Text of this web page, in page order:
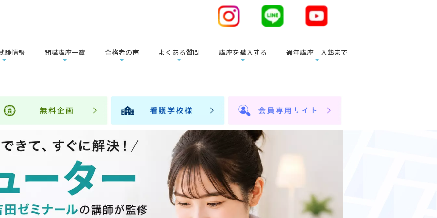
験情報 開講講座一覧 合格者の声 よくある質問 講座を購入する 通年講座 入塾まで